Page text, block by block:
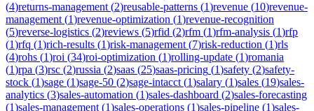
(4)returns-management (2)reusable-patterns (1)revenue (10)revenue-
management (1)revenue-optimization (1)revenue-recognition
(5)reverse-logistics (2)reviews (5)rfid (2)rfm (1)rfm-analysis (1)rfp
(1)rfq (1)rich-results (1)risk-management (7)risk-reduction (1)rls
(4)rohs (1)roi (34)roi-optimization (1)rolling-update (1)romania
(1)rpa (3)rsc (2)russia (2)saas (25)saas-pricing (1)safety (2)safety-
stock (1)sage (1)sage-50 (2)sage-intacct (1)salary (1)sales (19)sales-
analytics (3)sales-automation (1)sales-dashboard (2)sales-forecasting
(1)sales-management (1)sales-operations (1)sales-pipeline (1)sales-